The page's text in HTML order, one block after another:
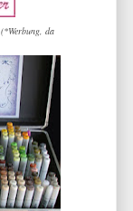
(*Werbung, da